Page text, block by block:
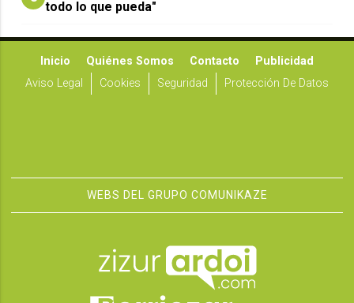
todo lo que pueda"
Inicio Quiénes Somos Contacto
Publicidad
Aviso Legal
Cookies Seguridad Protección De Datos
WEBS DEL GRUPO COMUNIKAZE